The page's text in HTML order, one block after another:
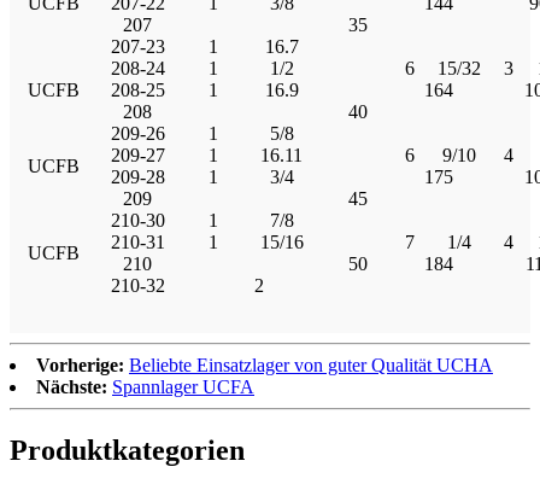
207
35
207-23
1 16.7
UCFB
208-24 1 1/2 6 15/32 3
208-25
1 16.9 164
208
40
UCFB
209-26 1
5/8
209-27
1 16.11 6 9/10
4
209-28
1 3/4 175
209
45
UCFB
210-30 1
7/8
210-31
1 15/16 7 1/4 4
210
50 184
210-32
2
Vorherige: Beliebte Einsatzlager von guter Qualität UCHA
Nächste: Spannlager UCFA
Produktkategorien